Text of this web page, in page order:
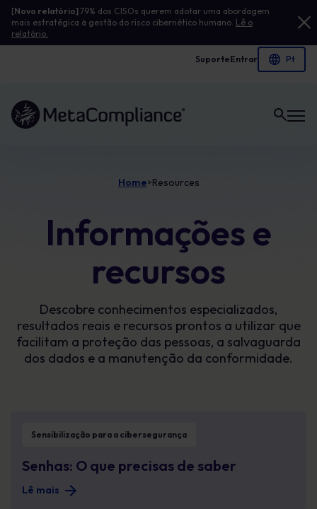
[Novo relatório]79% dos CISOs querem adotar uma abordagem
mais estratégica à gestão do risco cibernético humano. Lê o
relatório.
SuporteEntrar
Ligação à página inicial
Home>Resources
Informações e
recursos
Descobre conhecimentos especializados,
resultados reais e recursos prontos a utilizar que
facilitam a proteção das pessoas, a salvaguarda
dos dados e a manutenção da conformidade.
Sensibilização para a cibersegurança
Senhas: O que precisas de saber
Lê mais